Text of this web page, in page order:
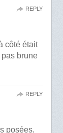
côté était
brune
REPLY
posées.
REPLY